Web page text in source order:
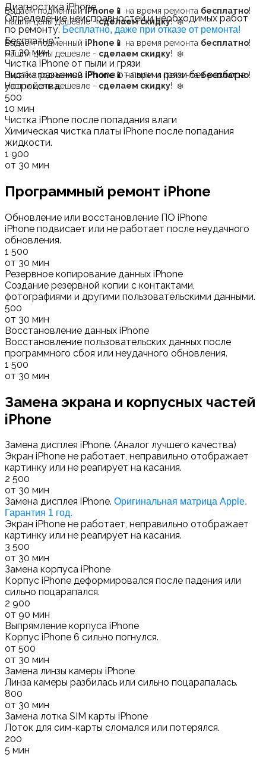
Выдаём подменныйiPhone📱 на время ремонта бесплатно!
Нашли цены дешевле -сделаем скидку! ❄️
Выдаём подменный iPhone📱 на время ремонта бесплатно!
Нашли цены дешевле - сделаем скидку! ❄️
Выдаём подменный iPhone📱на время ремонтабесплатно!
Нашли цены дешевле - сделаем скидку! ❄️
Диагностика iPhone
Определение неисправностей и необходимых работ
по ремонту. Бесплатно, даже при отказе от ремонта!
Бесплатно**
от 30 мин
Чистка iPhone от пыли и грязи
Чистка разъемов iPhone от пыли и грязи без разбора
устройства.
500
10 мин
Чистка iPhone после попадания влаги
Химическая чистка платы iPhone после попадания
жидкости.
1 900
от 30 мин
Программный ремонт iPhone
Обновление или восстановление ПО iPhone
iPhone подвисает или не работает после неудачного
обновления.
1 500
от 30 мин
Резервное копирование данных iPhone
Создание резервной копии с контактами,
фотографиями и другими пользовательскими данными.
500
от 30 мин
Восстановление данных iPhone
Восстановление пользовательских данных после
программного сбоя или неудачного обновления.
1 500
от 30 мин
Замена экрана и корпусных частей
iPhone
Замена дисплея iPhone. (Аналог лучшего качества)
Экран iPhone не работает, неправильно отображает
картинку или не реагирует на касания.
2 500
от 30 мин
Замена дисплея iPhone. Оригинальная матрица Apple.
Гарантия 1 год.
Экран iPhone не работает, неправильно отображает
картинку или не реагирует на касания.
3 500
от 30 мин
Замена корпуса iPhone
Корпус iPhone деформировался после падения или
сильно поцарапался.
2 900
от 90 мин
Выпрямление корпуса iPhone
Корпус iPhone 6 сильно погнулся.
от 500
от 30 мин
Замена линзы камеры iPhone
Линза камеры разбилась или сильно поцарапалась.
800
от 30 мин
Замена лотка SIM карты iPhone
Лоток для сим-карты сломался или потерялся.
200
5 мин